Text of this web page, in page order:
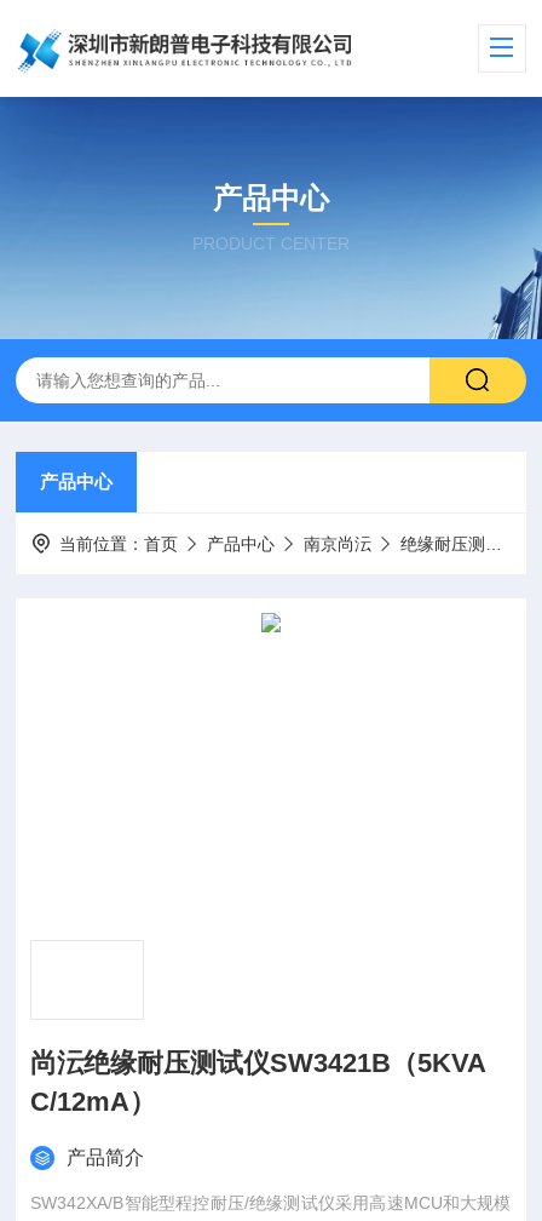
产品中心
PRODUCT CENTER
产品中心
当前位置：首页 产品中心 南京尚沄 绝缘耐压测试仪
尚沄绝缘耐压测试仪SW3421B（5KVA
C/12mA）
产品简介
SW342XA/B智能型程控耐压/绝缘测试仪采用高速MCU和大规模